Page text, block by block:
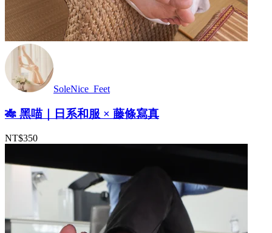
SoleNice_Feet
🎋 黑喵｜日系和服 × 藤條寫真
NT$350